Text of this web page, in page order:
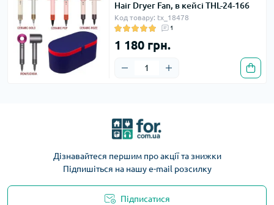
Hair Dryer Fan, в кейсі THL-24-166
Код товару: tx_18478
1
1 180 грн.
Дізнавайтеся першим про акції та знижки
Підпишіться на нашу e-mail розсилку
Підписатися